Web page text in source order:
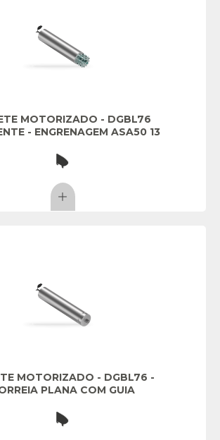
MOTORIZADO - DGBL76
- ENGRENAGEM ASA50 13
MOTORIZADO - DGBL76 -
PLANA COM GUIA